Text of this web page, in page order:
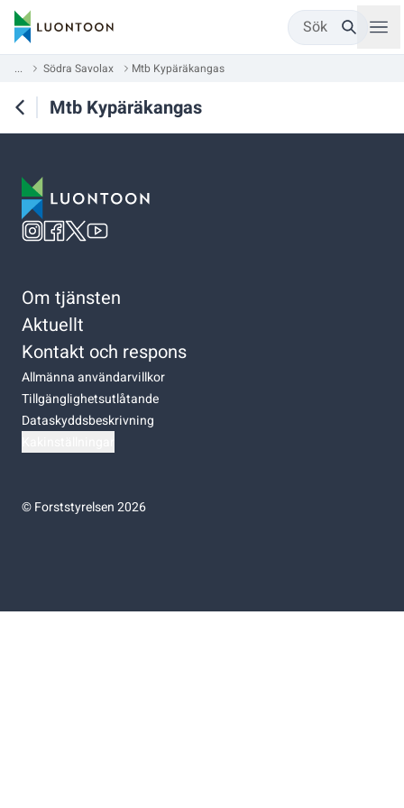
Sök
... Södra Savolax Mtb Kypäräkangas
Mtb Kypäräkangas
Om tjänsten
Aktuellt
Kontakt och respons
Allmänna användarvillkor
Tillgänglighetsutlåtande
Dataskyddsbeskrivning
©Forststyrelsen 2026